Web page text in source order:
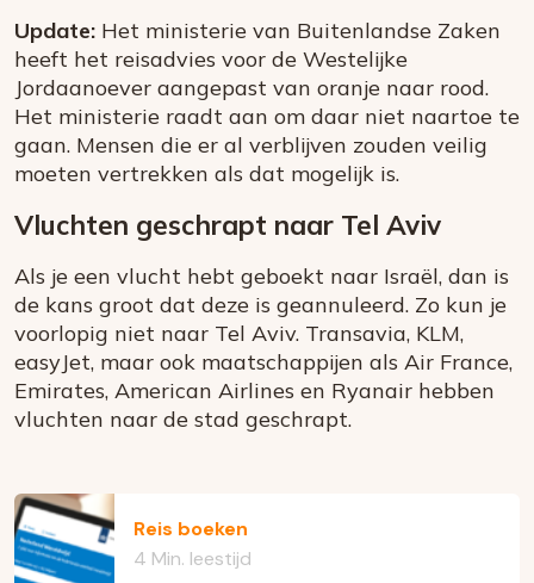
Update: Het ministerie van Buitenlandse Zaken
heeft het reisadvies voor de Westelijke
Jordaanoever aangepast van oranje naar rood.
Het ministerie raadt aan om daar niet naartoe te
gaan. Mensen die er al verblijven zouden veilig
moeten vertrekken als dat mogelijk is.
Vluchten geschrapt naar Tel Aviv
Als je een vlucht hebt geboekt naar Israël, dan is
de kans groot dat deze is geannuleerd. Zo kun je
voorlopig niet naar Tel Aviv. Transavia, KLM,
easyJet, maar ook maatschappijen als Air France,
Emirates, American Airlines en Ryanair hebben
vluchten naar de stad geschrapt.
Reis boeken
4 Min. leestijd